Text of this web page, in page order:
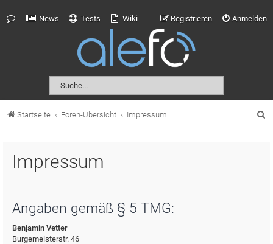
News Tests Wiki Anmelden
Registrieren
Startseite Foren-Übersicht Impressum
Impressum
Angaben gemäß § 5 TMG:
Benjamin Vetter
Burgemeisterstr. 46